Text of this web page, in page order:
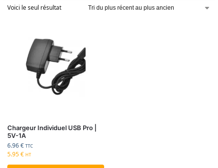
Voici le seul résultat
Chargeur Individuel USB Pro |
5V-1A
6.96€ TTC
5.95€ HT